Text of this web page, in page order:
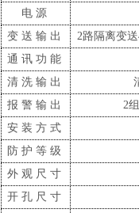
电源
变送输出
2路隔离变
通讯功能
清洗输出
报警输出
2
安装方式
防护等级
外观尺寸
开孔尺寸